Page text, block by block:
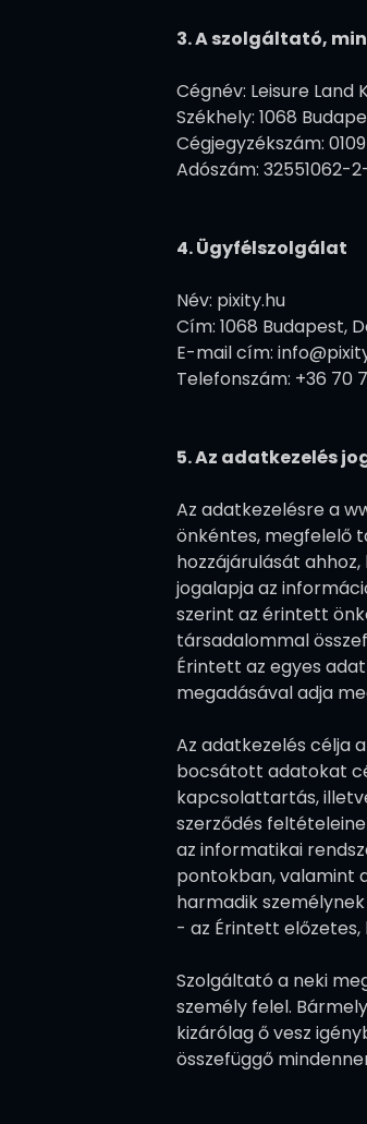
3. A szolgáltató,
Cégnév: Leisure Land
Székhely: 1068
Cégjegyzékszám:
Adószám: 32551062-
4. Ügyfélszolgálat
Név: pixity.hu
Cím: 1068 Budapest,
E-mail cím:
Telefonszám: +36 70
5. Az adatkezelés
Az adatkezelésre a
önkéntes, megfelelő
hozzájárulását
jogalapja az
szerint az érintett
társadalommal
Érintett az egyes
megadásával adja
Az adatkezelés célja
bocsátott adatokat
kapcsolattartás,
szerződés
az informatikai
pontokban, valamint
harmadik
- az Érintett előzetes,
Szolgáltató a neki
személy felel.
kizárólag ő vesz
összefüggő